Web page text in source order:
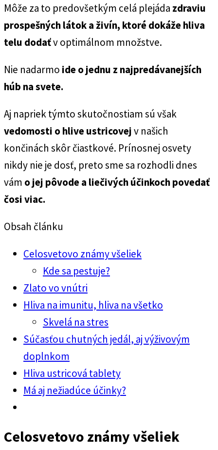
Môže za to predovšetkým celá plejáda zdraviu
prospešných látok a živín, ktoré dokáže hliva
telu dodaťv optimálnom množstve.
Nie nadarmo ide o jednu z najpredávanejších
húb na svete.
Aj napriek týmto skutočnostiam sú však
vedomosti o hlive ustricovejv našich
končinách skôr čiastkové. Prínosnej osvety
nikdy nie je dosť, preto sme sa rozhodli dnes
vám o jej pôvode a liečivých účinkoch povedať
čosi viac.
Obsah článku
Celosvetovo známy všeliek
Kde sa pestuje?
Zlato vo vnútri
Hliva na imunitu, hliva na všetko
Skvelá na stres
Súčasťou chutných jedál, aj výživovým
doplnkom
Hliva ustricová tablety
Má aj nežiadúce účinky?
Celosvetovo známy všeliek